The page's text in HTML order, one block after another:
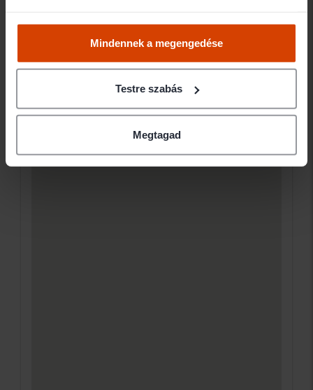
Mindennek a megengedése
Testre szabás
Megtagad